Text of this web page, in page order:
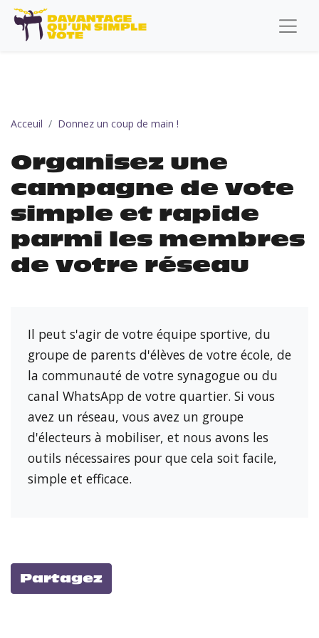
Acceuil Donnez un coup de main !
Organisez une campagne de vote simple et rapide parmi les
Organisez une
campagne de vote
simple et rapide
parmi les membres
de votre réseau
Il peut s'agir de votre équipe sportive, du
groupe de parents d'élèves de votre école, de
la communauté de votre synagogue ou du
canal WhatsApp de votre quartier. Si vous
avez un réseau, vous avez un groupe
d'électeurs à mobiliser, et nous avons les
outils nécessaires pour que cela soit facile,
simple et efficace.
Partagez